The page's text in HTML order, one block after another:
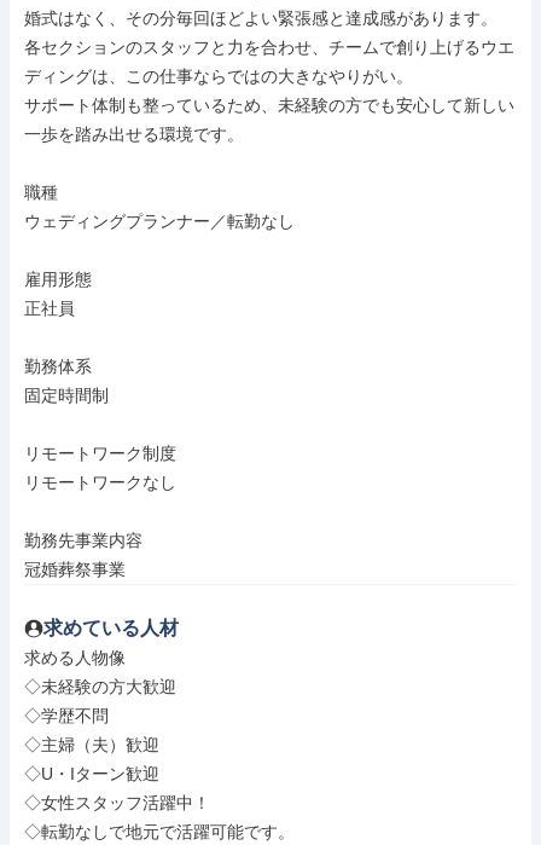
婚式はなく、その分毎回ほどよい緊張感と達成感があります。
各セクションのスタッフと力を合わせ、チームで創り上げるウエ
ディングは、この仕事ならではの大きなやりがい。
サポート体制も整っているため、未経験の方でも安心して新しい
一歩を踏み出せる環境です。
職種
ウェディングプランナー／転勤なし
雇用形態
正社員
勤務体系
固定時間制
リモートワーク制度
リモートワークなし
勤務先事業内容
冠婚葬祭事業
求めている人材
求める人物像
◇未経験の方大歓迎
◇学歴不問
◇主婦（夫）歓迎
◇U・Iターン歓迎
◇女性スタッフ活躍中！
◇転勤なしで地元で活躍可能です。